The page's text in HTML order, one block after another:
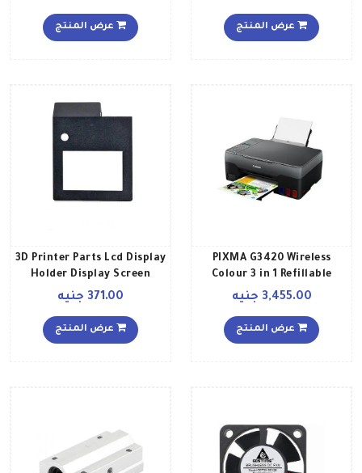
أبيض
عرض المنتج عرض المنتج
PIXMA G3420 Wireless
Colour 3 in 1 Refillable
MegaTank Inkjet Printer
Printing A4 Print Copy Scan
Wi Fi Cloud Connectivity
3,455.00 جنيه
عرض المنتج
3D Printer Parts Lcd Display
Holder Display Screen
Protection Frame Display
371.00 جنيه
عرض المنتج